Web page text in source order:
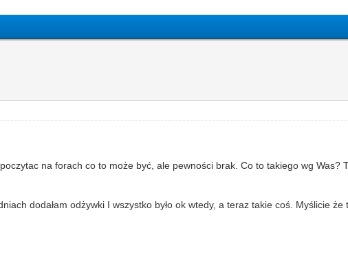
na forach co to może być, ale pewności brak. Co to takiego wg Was?
dodałam odżywki I wszystko było ok wtedy, a teraz takie coś. Myślicie że